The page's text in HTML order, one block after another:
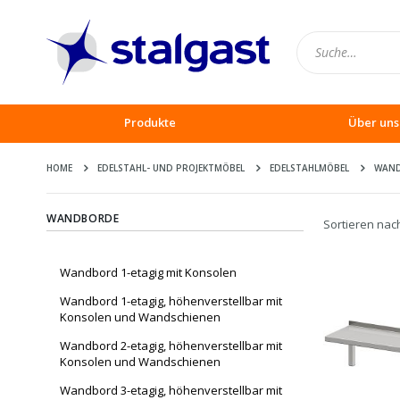
Produkte Über uns
HOME EDELSTAHL- UND PROJEKTMÖBEL EDELSTAHLMÖBEL
Sortieren
WANDBORDE
Wandbord 1-etagig mit Konsolen
Wandbord 1-etagig, höhenverstellbar mit
Konsolen und Wandschienen
Wandbord 2-etagig, höhenverstellbar mit
Konsolen und Wandschienen
Wandbord 3-etagig, höhenverstellbar mit